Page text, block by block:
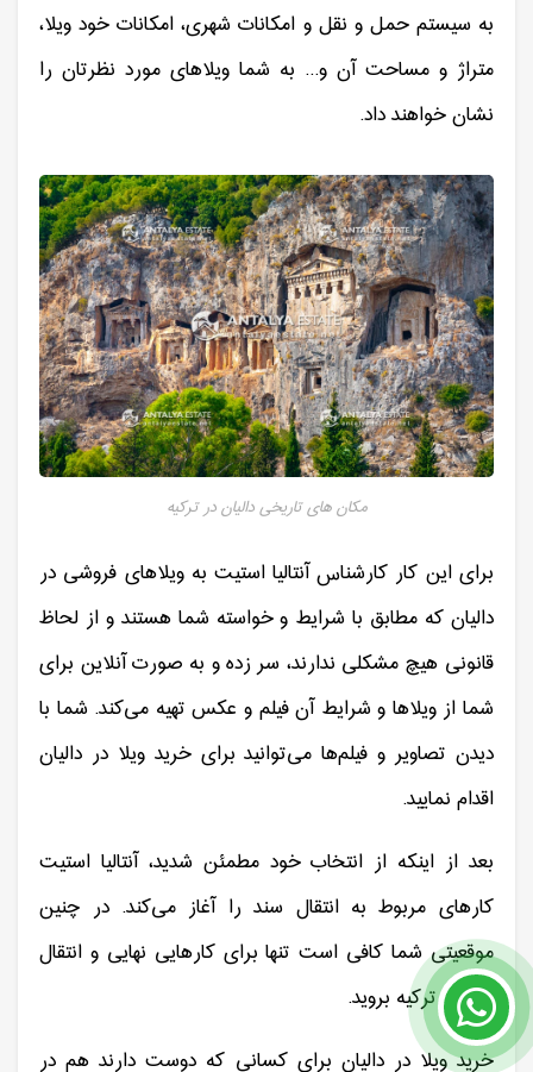
به سیستم حمل و نقل و امکانات شهری، امکانات خود ویلا،
متراژ و مساحت آن و... به شما ویلاهای مورد نظرتان را
نشان خواهند داد.
مکان های تاریخی دالیان در ترکیه
برای این کار کارشناس آنتالیا استیت به ویلاهای فروشی در
دالیان که مطابق با شرایط و خواسته شما هستند و از لحاظ
قانونی هیچ مشکلی ندارند، سر زده و به صورت آنلاین برای
شما از ویلاها و شرایط آن فیلم و عکس تهیه می‌کند. شما با
دیدن تصاویر و فیلم‌ها می‌توانید برای خرید ویلا در دالیان
اقدام نمایید.
بعد از اینکه از انتخاب خود مطمئن شدید، آنتالیا استیت
کارهای مربوط به انتقال سند را آغاز می‌کند. در چنین
موقعیتی شما کافی است تنها برای کارهایی نهایی و انتقال
سند به ترکیه بروید.
خرید ویلا در دالیان برای کسانی که دوست دارند هم در